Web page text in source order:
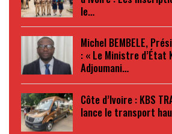
le…
Michel BEMBELE,
: « Le Ministre d’État
Adjoumani…
Côte d’Ivoire : KBS
lance le transport